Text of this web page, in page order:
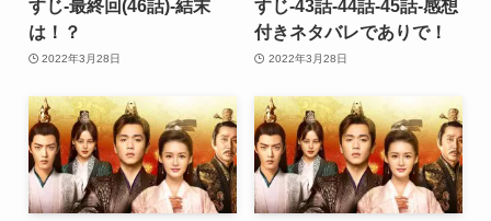
すじ-最終回(46話)-結末
は！？
2022年3月28日
すじ-43話-44話-45話-感想
付きネタバレでありで！
2022年3月28日